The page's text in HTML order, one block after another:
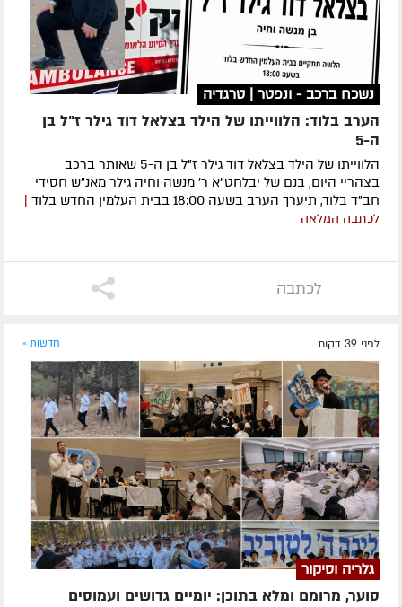
נשכח ברכב - ונפטר | טרגדיה
הערב בלוד: הלווייתו של הילד בצלאל דוד גילר ז"ל בן
ה-5
הלווייתו של הילד בצלאל דוד גילר ז"ל בן ה-5 שאותר ברכב
בצהריי היום, בנם של יבלחט"א ר' מנשה וחיה גילר מאנ"ש חסידי
חב"ד בלוד, תיערך הערב בשעה 18:00 בבית העלמין החדש בלוד
לכתבה המלאה
לכתבה
לפני 39 דקות חדשות »
גלריה וסיקור
סוער, מרומם ומלא בתוכן: יומיים גדושים ועמוסים